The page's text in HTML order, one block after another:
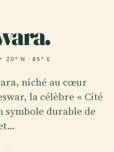
20° N · 85° E
niché au cœur
la célèbre « Cité
symbole durable de